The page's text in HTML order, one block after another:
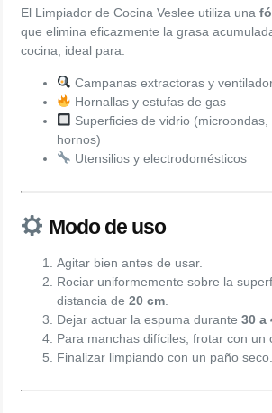
El Limpiador de Cocina Veslee utiliza una
que elimina eficazmente la grasa
cocina, ideal para:
Campanas extractoras y
Hornallas y estufas de gas
Superficies de vidrio (microondas,
hornos)
Utensilios y electrodomésticos
Modo de uso
Agitar bien antes de usar.
Rociar uniformemente sobre la
distancia de 20 cm.
Dejar actuar la espuma durante 30 a
Para manchas difíciles, frotar con un
Finalizar limpiando con un paño seco.